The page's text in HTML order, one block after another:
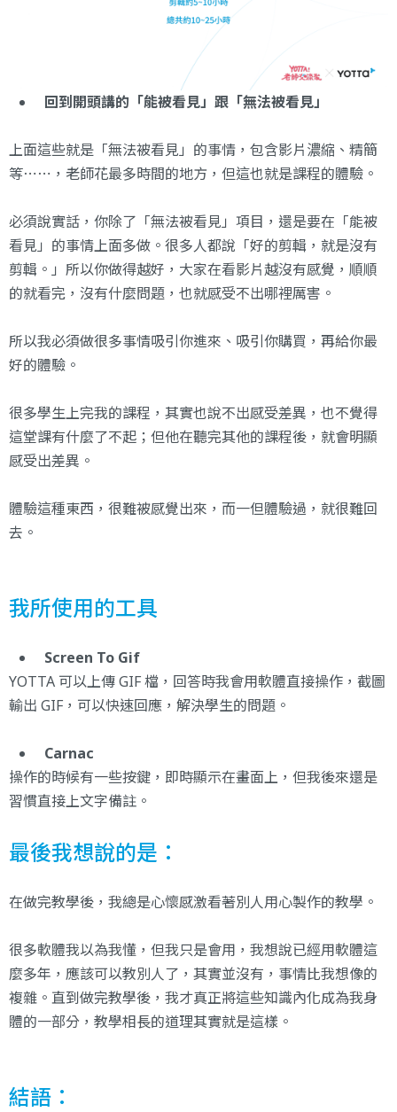
回到開頭講的「能被看見」跟「無法被看見」
上面這些就是「無法被看見」的事情，包含影片濃縮、精簡
等⋯⋯，老師花最多時間的地方，但這也就是課程的體驗。
必須說實話，你除了「無法被看見」項目，還是要在「能被
看見」的事情上面多做。很多人都說「好的剪輯，就是沒有
剪輯。」所以你做得越好，大家在看影片越沒有感覺，順順
的就看完，沒有什麼問題，也就感受不出哪裡厲害。
所以我必須做很多事情吸引你進來、吸引你購買，再給你最
好的體驗。
很多學生上完我的課程，其實也說不出感受差異，也不覺得
這堂課有什麼了不起；但他在聽完其他的課程後，就會明顯
感受出差異。
體驗這種東西，很難被感覺出來，而一但體驗過，就很難回
去。
我所使用的工具
Screen To Gif
YOTTA 可以上傳 GIF 檔，回答時我會用軟體直接操作，截圖
輸出 GIF，可以快速回應，解決學生的問題。
Carnac
操作的時候有一些按鍵，即時顯示在畫面上，但我後來還是
習慣直接上文字備註。
最後我想說的是：
在做完教學後，我總是心懷感激看著別人用心製作的教學。
很多軟體我以為我懂，但我只是會用，我想說已經用軟體這
麼多年，應該可以教別人了，其實並沒有，事情比我想像的
複雜。直到做完教學後，我才真正將這些知識內化成為我身
體的一部分，教學相長的道理其實就是這樣。
結語：